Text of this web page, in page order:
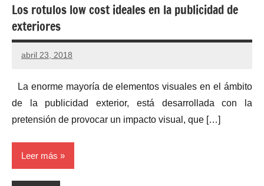
Los rotulos low cost ideales en la publicidad de
exteriores
abril 23, 2018
La enorme mayoría de elementos visuales en el ámbito
de la publicidad exterior, está desarrollada con la
pretensión de provocar un impacto visual, que […]
Leer más